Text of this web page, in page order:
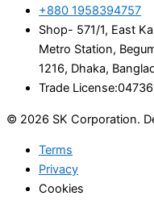
+880 1958394757
Shop- 571/1, East
Metro Station,
1216, Dhaka,
Trade
© 2026 SK Corporation.
Terms
Privacy
Cookies